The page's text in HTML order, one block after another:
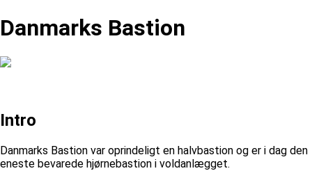
Danmarks Bastion
Intro
Danmarks Bastion var oprindeligt en halvbastion og er i dag den
eneste bevarede hjørnebastion i voldanlægget.